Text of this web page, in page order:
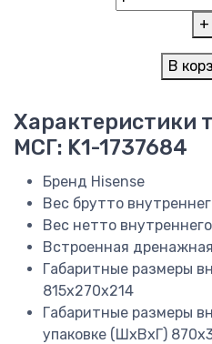
+
В
Характеристики
МСГ: K1-1737684
Бренд Hisense
Вес брутто
Вес нетто
Встроенная
Габаритные размеры
815x270x214
Габаритные размеры
упаковке (ШxВxГ)